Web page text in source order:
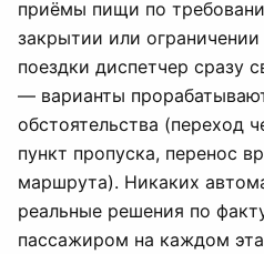
приёмы пищи по
закрытии или
поездки диспетчер сразу
— варианты
обстоятельства (переход
пункт пропуска, перенос
маршрута). Никаких
реальные решения по
пассажиром на каждом